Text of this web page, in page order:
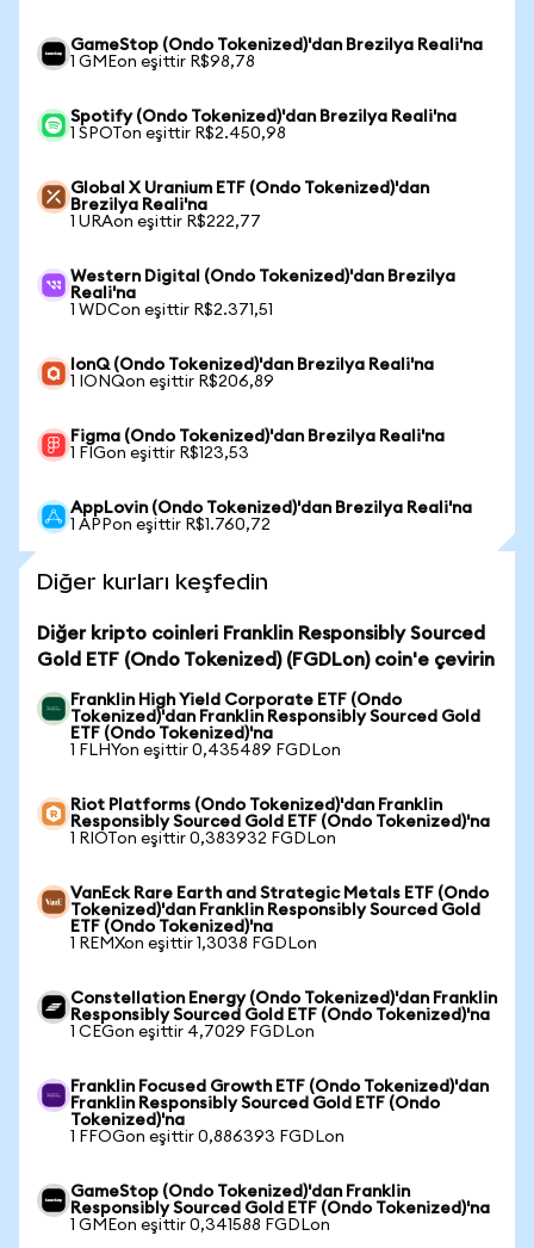
GameStop (Ondo Tokenized)'dan Brezilya Reali'na
1 GMEon eşittir R$98,78
Spotify (Ondo Tokenized)'dan Brezilya Reali'na
1 SPOTon eşittir R$2.450,98
Global X Uranium ETF (Ondo Tokenized)'dan
Brezilya Reali'na
1 URAon eşittir R$222,77
Western Digital (Ondo Tokenized)'dan Brezilya
Reali'na
1 WDCon eşittir R$2.371,51
IonQ (Ondo Tokenized)'dan Brezilya Reali'na
1 IONQon eşittir R$206,89
Figma (Ondo Tokenized)'dan Brezilya Reali'na
1 FIGon eşittir R$123,53
AppLovin (Ondo Tokenized)'dan Brezilya Reali'na
1 APPon eşittir R$1.760,72
Diğer kurları keşfedin
Diğer kripto coinleri Franklin Responsibly Sourced
Gold ETF (Ondo Tokenized) (FGDLon) coin'e çevirin
Franklin High Yield Corporate ETF (Ondo
Tokenized)'dan Franklin Responsibly Sourced Gold
ETF (Ondo Tokenized)'na
1 FLHYon eşittir 0,435489 FGDLon
Riot Platforms (Ondo Tokenized)'dan Franklin
Responsibly Sourced Gold ETF (Ondo Tokenized)'na
1 RIOTon eşittir 0,383932 FGDLon
VanEck Rare Earth and Strategic Metals ETF (Ondo
Tokenized)'dan Franklin Responsibly Sourced Gold
ETF (Ondo Tokenized)'na
1 REMXon eşittir 1,3038 FGDLon
Constellation Energy (Ondo Tokenized)'dan Franklin
Responsibly Sourced Gold ETF (Ondo Tokenized)'na
1 CEGon eşittir 4,7029 FGDLon
Franklin Focused Growth ETF (Ondo Tokenized)'dan
Franklin Responsibly Sourced Gold ETF (Ondo
Tokenized)'na
1 FFOGon eşittir 0,886393 FGDLon
GameStop (Ondo Tokenized)'dan Franklin
Responsibly Sourced Gold ETF (Ondo Tokenized)'na
1 GMEon eşittir 0,341588 FGDLon